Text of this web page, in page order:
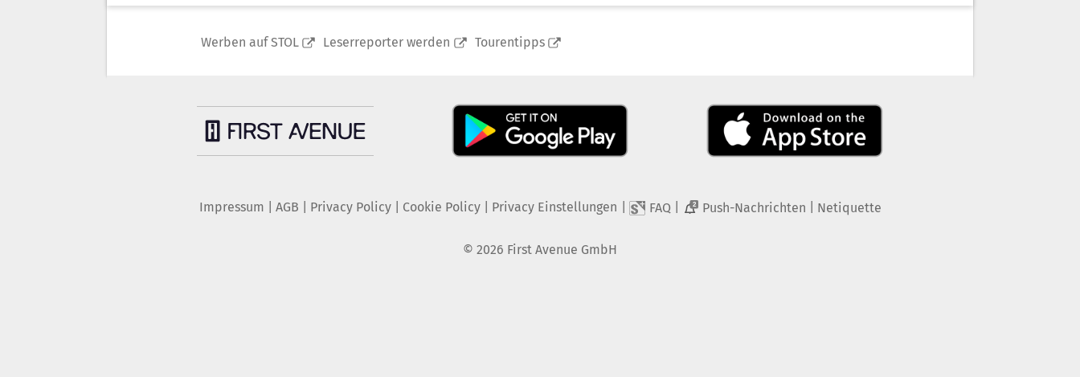
Werben auf STOL Leserreporter werden Tourentipps
Impressum AGB Privacy Policy| Cookie Policy| Privacy Einstellungen FAQ 2 Push-Nachrichten Netiquette
© 2026 First Avenue GmbH